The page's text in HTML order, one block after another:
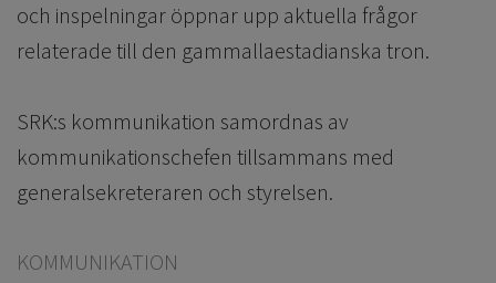
och inspelningar öppnar upp aktuella frågor
relaterade till den gammallaestadianska tron.
SRK:s kommunikation samordnas av
kommunikationschefen tillsammans med
generalsekreteraren och styrelsen.
KOMMUNIKATION